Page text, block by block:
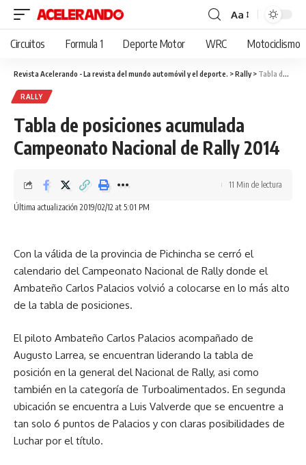
Cambiar
tamaño
fuente
Aa
Circuitos Formula 1 Deporte Motor WRC Motociclismo
Revista Acelerando - La revista del mundo automóvil y el deporte. >Rally> Tabla de posiciones acumulada Campeonato Nacional de Rally 2014
RALLY
Tabla de posiciones acumulada
Campeonato Nacional de Rally 2014
Última actualización 2019/02/12 at 5:01 PM
11 Min de lectura
Con la válida de la provincia de Pichincha se cerró el
calendario del Campeonato Nacional de Rally donde el
Ambateño Carlos Palacios volvió a colocarse en lo más alto
de la tabla de posiciones.
El piloto Ambateño Carlos Palacios acompañado de
Augusto Larrea, se encuentran liderando la tabla de
posición en la general del Nacional de Rally, asi como
también en la categoría de Turboalimentados. En segunda
ubicación se encuentra a Luis Valverde que se encuentre a
tan solo 6 puntos de Palacios y con claras posibilidades de
Luchar por el título.